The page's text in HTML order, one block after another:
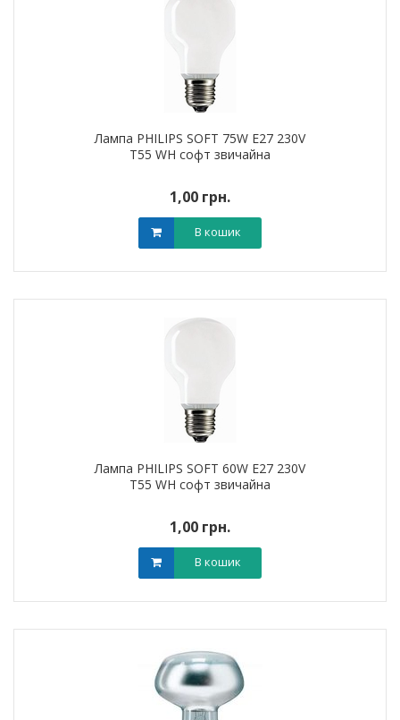
Лампа PHILIPS SOFT 75W E27 230V
T55 WH софт звичайна
1,00 грн.
В кошик
Лампа PHILIPS SOFT 60W E27 230V
T55 WH софт звичайна
1,00 грн.
В кошик